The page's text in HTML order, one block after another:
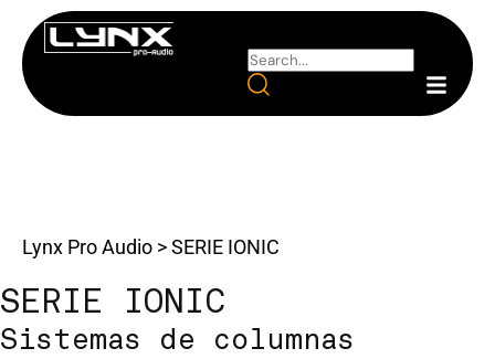
Lynx Pro Audio >SERIE IONIC
SERIE IONIC
Sistemas de columnas